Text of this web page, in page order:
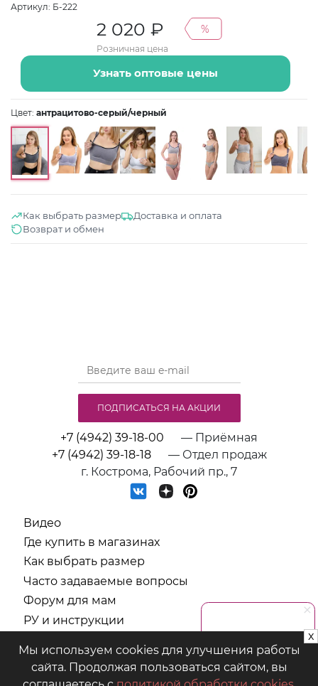
Артикул: Б-222
2 020 ₽
Розничная цена
%
Узнать оптовые цены
Цвет: антрацитово-серый/черный
Как выбрать размер
Доставка и оплата
Возврат и обмен
+7 (4942) 39-18-00
— Приёмная
+7 (4942) 39-18-18
— Отдел продаж
г. Кострома, Рабочий пр., 7
Видео
Где купить в магазинах
Как выбрать размер
Часто задаваемые вопросы
Форум для мам
РУ и инструкции
Политика обработки персональных данных
ПОДПИСАТЬСЯ НА АКЦИИ
Мы используем cookies для улучшения работы
сайта. Продолжая пользоваться сайтом, вы
x